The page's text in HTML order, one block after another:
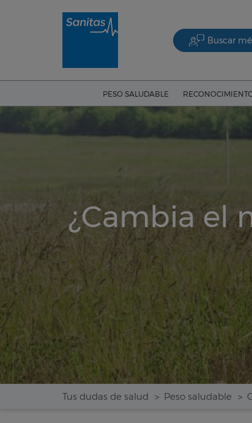
Buscar
PESO SALUDABLE
¿Cambia el
Tus dudas de salud Peso saludable